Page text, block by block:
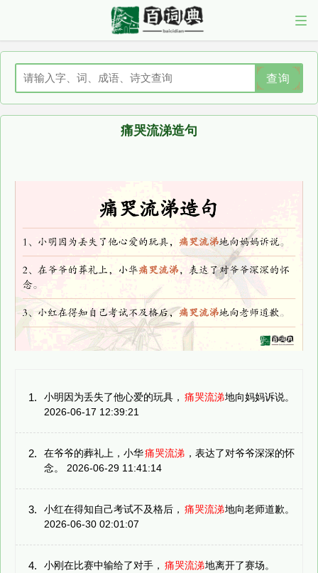
查询
痛哭流涕造句
1. 小明因为丢失了他心爱的玩具， 痛哭流涕地向妈妈诉说。
2026-06-17 12:39:21
2. 在爷爷的葬礼上，小华痛哭流涕 ，表达了对爷爷深深的怀
念。 2026-06-29 11:41:14
3. 小红在得知自己考试不及格后， 痛哭流涕地向老师道歉。
2026-06-30 02:01:07
4. 小刚在比赛中输给了对手， 痛哭流涕地离开了赛场。